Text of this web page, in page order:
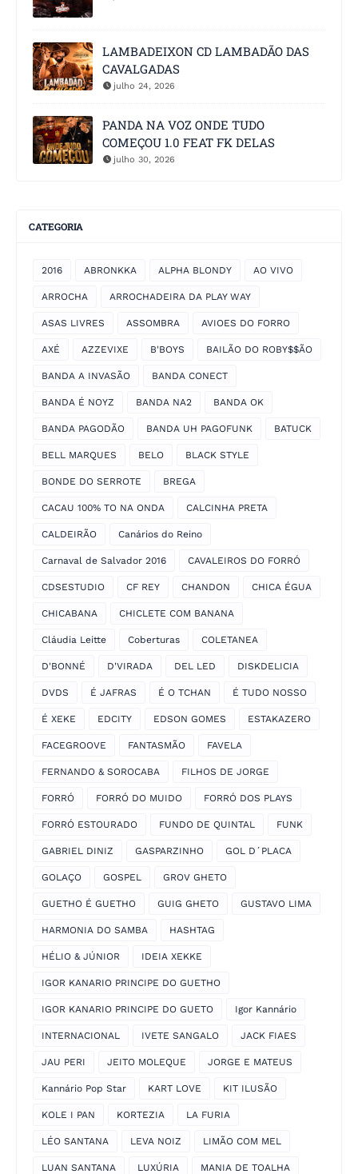
LAMBADEIXON CD LAMBADÃO DAS
CAVALGADAS
julho 24, 2026
PANDA NA VOZ ONDE TUDO
COMEÇOU 1.0 FEAT FK DELAS
julho 30, 2026
CATEGORIA
2016 ABRONKKA ALPHA BLONDY AO VIVO
ARROCHA ARROCHADEIRA DA PLAY WAY
ASAS LIVRES ASSOMBRA AVIOES DO FORRO
AXÉ AZZEVIXE B'BOYS BAILÃO DO ROBY$$ÃO
BANDA A INVASÃO BANDA CONECT
BANDA É NOYZ BANDA NA2 BANDA OK
BANDA PAGODÃO BANDA UH PAGOFUNK BATUCK
BELL MARQUES BELO BLACK STYLE
BONDE DO SERROTE BREGA
CACAU 100% TO NA ONDA CALCINHA PRETA
CALDEIRÃO Canários do Reino
Carnaval de Salvador 2016 CAVALEIROS DO FORRÓ
CDSESTUDIO CF REY CHANDON CHICA ÉGUA
CHICABANA CHICLETE COM BANANA
Cláudia Leitte Coberturas COLETANEA
D'BONNÉ D'VIRADA DEL LED DISKDELICIA
DVDS É JAFRAS É O TCHAN É TUDO NOSSO
É XEKE EDCITY EDSON GOMES ESTAKAZERO
FACEGROOVE FANTASMÃO FAVELA
FERNANDO & SOROCABA FILHOS DE JORGE
FORRÓ FORRÓ DO MUIDO FORRÓ DOS PLAYS
FORRÓ ESTOURADO FUNDO DE QUINTAL FUNK
GABRIEL DINIZ GASPARZINHO GOL D´PLACA
GOLAÇO GOSPEL GROV GHETO
GUETHO É GUETHO GUIG GHETO GUSTAVO LIMA
HARMONIA DO SAMBA HASHTAG
HÉLIO & JÚNIOR IDEIA XEKKE
IGOR KANARIO PRINCIPE DO GUETHO
IGOR KANARIO PRINCIPE DO GUETO Igor Kannário
INTERNACIONAL IVETE SANGALO JACK FIAES
JAU PERI JEITO MOLEQUE JORGE E MATEUS
Kannário Pop Star KART LOVE KIT ILUSÃO
KOLE I PAN KORTEZIA LA FURIA
LÉO SANTANA LEVA NOIZ LIMÃO COM MEL
LUAN SANTANA LUXÚRIA MANIA DE TOALHA